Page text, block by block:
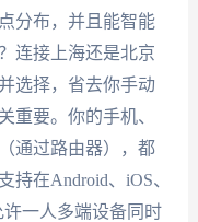
分布，并且能智能
连接上海还是北京
选择，省去你手动
重要。你的手机、
通过路由器），都
持在Android、iOS、
许一人多端设备同时